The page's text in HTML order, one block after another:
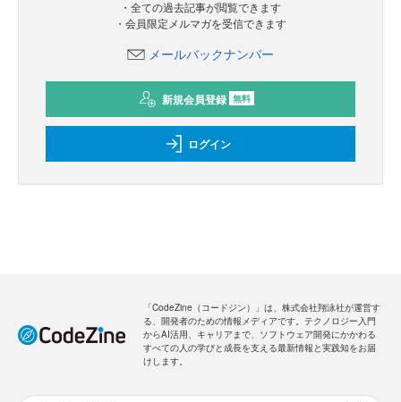
・全ての過去記事が閲覧できます
・会員限定メルマガを受信できます
メールバックナンバー
新規会員登録 無料
ログイン
「CodeZine（コードジン）」は、株式会社翔泳社が運営す
る、開発者のための情報メディアです。テクノロジー入門
からAI活用、キャリアまで、ソフトウェア開発にかかわる
すべての人の学びと成長を支える最新情報と実践知をお届
けします。